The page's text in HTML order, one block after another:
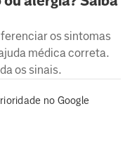
os sintomas
médica correta.
os sinais.
no Google